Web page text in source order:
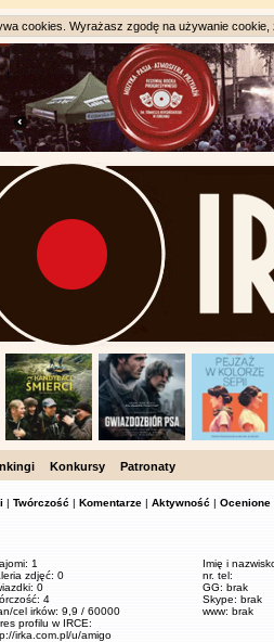
cookies. Wyrażasz zgodę na używanie
Konkursy Patronaty
| Twórczość | Komentarze | Aktywność | Ocenione
1
zdjęć: 0
0
4
cel irków: 9,9 / 60000
profilu w IRCE:
irka.com.pl/u/amigo
Imię i
nr. tel:
GG: brak
Skype: brak
www: brak